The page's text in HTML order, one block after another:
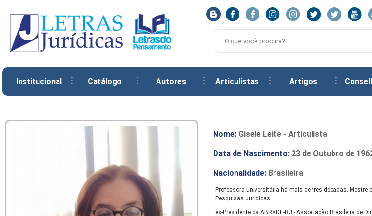
Institucional Catálogo Autores Articulistas Artigos
Nome: Gisele Leite - Articulista
Data de Nascimento: 23 de Outubro de
Nacionalidade: Brasileira
Professora universitária há mais de três décadas. Mestre
Pesquisas Jurídicas.
ex-Presidente da ABRADE-RJ - Associação Brasileira de